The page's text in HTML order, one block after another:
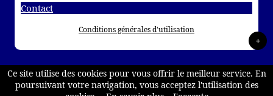
Contact
Conditions générales d'utilisation
+
Ce site utilise des cookies pour vous offrir le meilleur service. En
poursuivant votre navigation, vous acceptez l'utilisation des